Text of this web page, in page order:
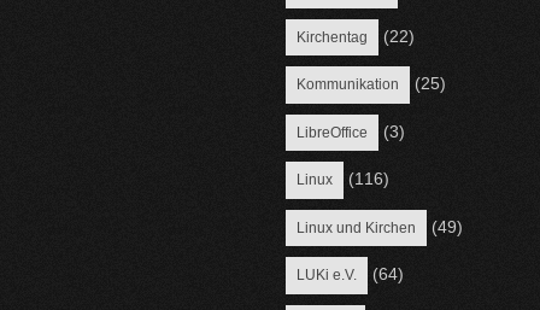
Kirchentag (22)
Kommunikation (25)
LibreOffice (3)
Linux (116)
Linux und Kirchen (49)
LUKi e.V. (64)